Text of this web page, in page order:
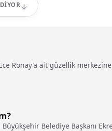
Ronay'a ait güzellik
Belediye Başkanı